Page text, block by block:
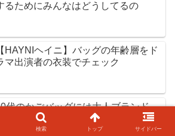
るためにみんなはどうしてるの
【HAYNIヘイニ】バッグの年齢層をド
マ出演者の衣装でチェック
代のかごバッグには大人ブランド
「IBIZA」が上品でおすすめ
検索 トップ サイドバー